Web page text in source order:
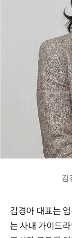
김
김경아 대표는
는 사내 가이드